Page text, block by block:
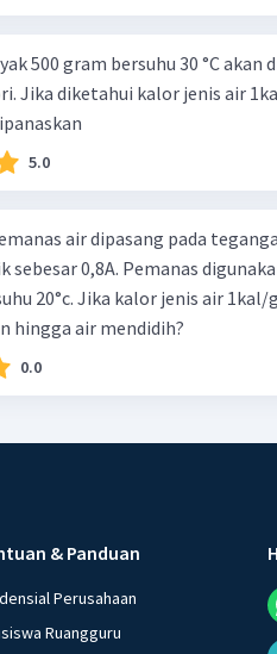
500 gram bersuhu 30 °C
Jika diketahui kalor jenis air
5.0
air dipasang pada
sebesar 0,8A. Pemanas
20°c. Jika kalor jenis air
hingga air mendidih?
0.0
& Panduan
Perusahaan
Ruangguru